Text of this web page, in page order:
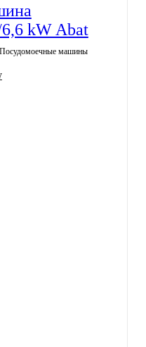
kW Abat
Посудомоечные машины